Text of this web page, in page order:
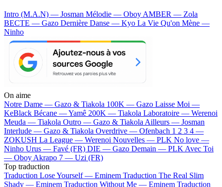
Intro (M.A.N) — Josman Mélodie — Oboy AMBER — Zola
BECTE — Gazo Dernière Danse — Kyo La Vie Qu'on Mène —
Ninho
On aime
Notre Dame — Gazo & Tiakola 100K — Gazo Laisse Moi —
KeBlack Bécane —Yamê 200K — Tiakola Laboratoire — Werenoi
Meuda — Tiakola Outro — Gazo & Tiakola Ailleurs — Josman
Interlude — Gazo & Tiakola Overdrive — Ofenbach 1 2 3 4 —
ZOKUSH La League — Werenoi Nouvelles — PLK No love —
Ninho Urus — Favé (FR) DIE — Gazo Demain — PLK Avec Toi
— Oboy Akrapo 7 — Uzi (FR)
Top traduction
Traduction Lose Yourself — Eminem Traduction The Real Slim
Shady — Eminem Traduction Without Me — Eminem Traduction